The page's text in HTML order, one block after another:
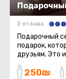
2 отзыва
Подарочный
подарок,
друзьям. Это
250₪